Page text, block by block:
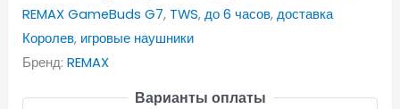
REMAX GameBuds G7, TWS,до 6 часов,доставка
Королев, игровые наушники
Бренд:REMAX
Варианты оплаты